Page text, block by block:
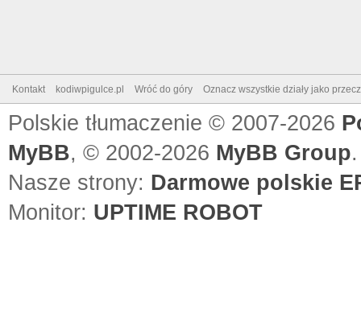
Kontakt kodiwpigulce.pl Wróć do góry Oznacz wszystkie działy jako
Polskie tłumaczenie © 2007-2026
MyBB, © 2002-2026 MyBB Group.
Nasze strony: Darmowe polskie
Monitor: UPTIME ROBOT